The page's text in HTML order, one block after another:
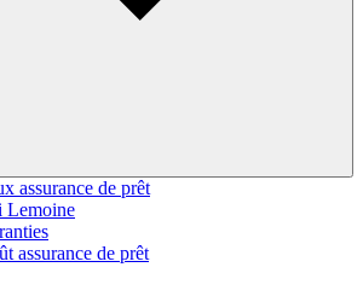
assurance de prêt
Lemoine
assurance de prêt